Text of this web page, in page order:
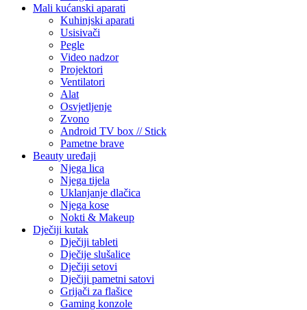
Mali kućanski aparati
Kuhinjski aparati
Usisivači
Pegle
Video nadzor
Projektori
Ventilatori
Alat
Osvjetljenje
Zvono
Android TV box // Stick
Pametne brave
Beauty uređaji
Njega lica
Njega tijela
Uklanjanje dlačica
Njega kose
Nokti & Makeup
Dječiji kutak
Dječiji tableti
Dječije slušalice
Dječiji setovi
Dječiji pametni satovi
Grijači za flašice
Gaming konzole